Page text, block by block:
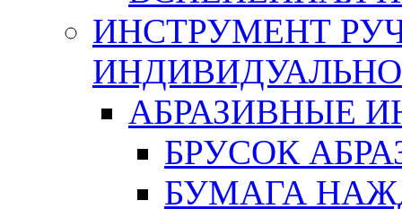
ИНСТРУМЕНТ
АБРАЗИВНЫЕ
БРУСОК
БУМАГА